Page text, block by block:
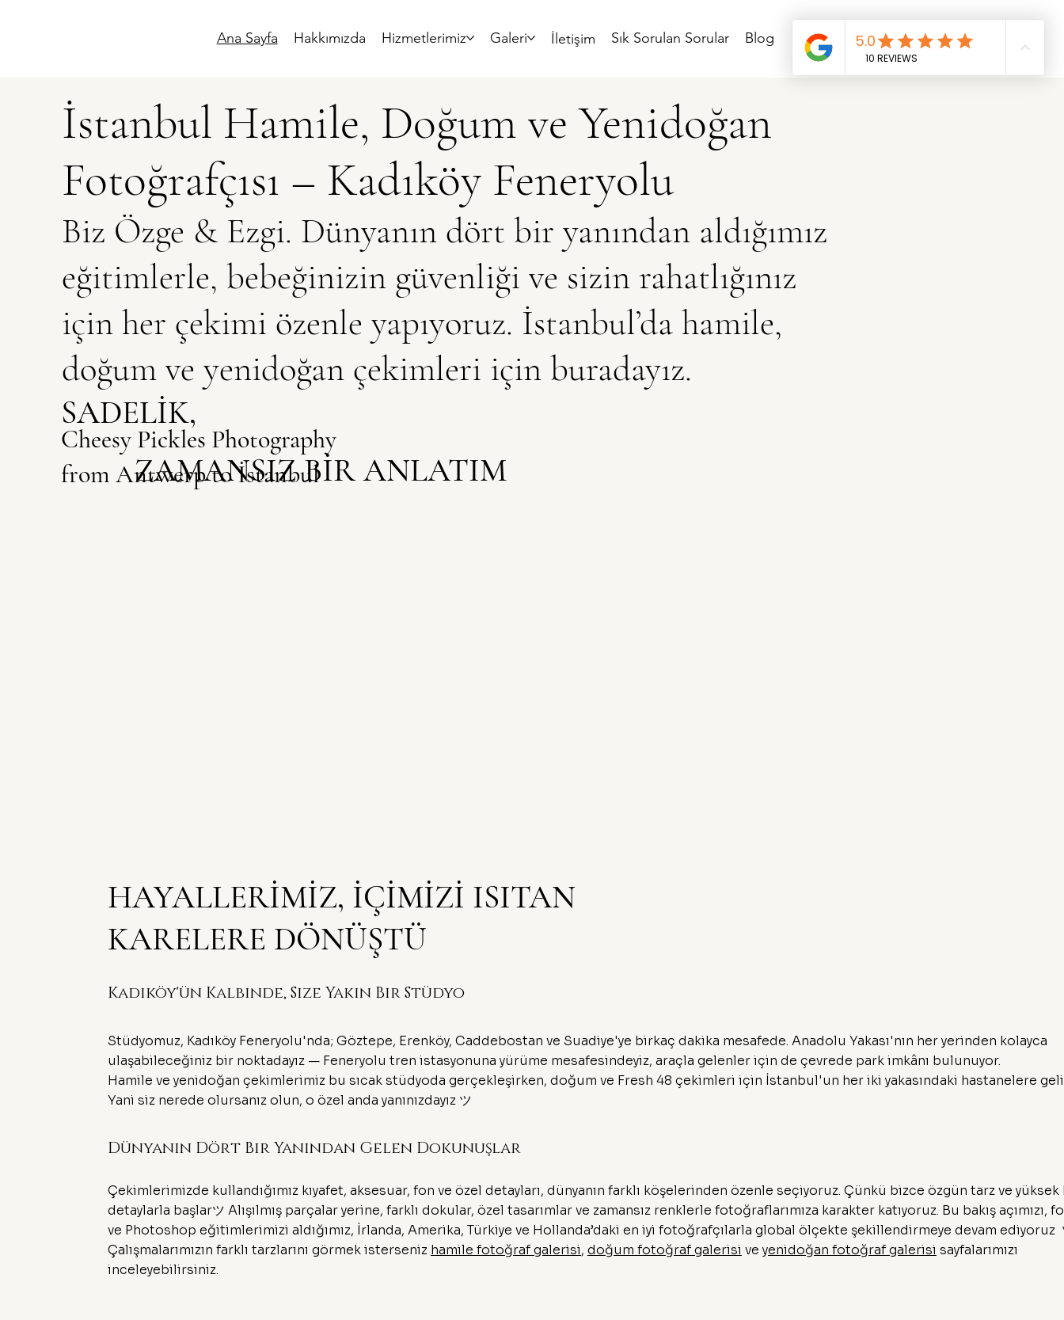
Ana Sayfa Hakkımızda Hizmetlerimiz Galeri İletişim Sık Sorulan Sorular Blog
İstanbul Hamile, Doğum ve Yenidoğan
Fotoğrafçısı – Kadıköy Feneryolu
Biz Özge & Ezgi. Dünyanın dört bir yanından aldığımız
eğitimlerle, bebeğinizin güvenliği ve sizin rahatlığınız
için her çekimi özenle yapıyoruz. İstanbul’da hamile,
doğum ve yenidoğan çekimleri için buradayız.
SADELİK,
ZAMANSIZ BİR ANLATIM
Cheesy Pickles Photography
from Antwerp to İstanbul
HAYALLERİMİZ, İÇİMİZİ ISITAN
KARELERE DÖNÜŞTÜ
Kadıköy'ün Kalbinde, Size Yakın Bir Stüdyo
Stüdyomuz, Kadıköy Feneryolu'nda; Göztepe, Erenköy, Caddebostan ve Suadiye'ye birkaç dakika mesafede. Anadolu Yakası'nın her yerinden kolayca
ulaşabileceğiniz bir noktadayız — Feneryolu tren istasyonuna yürüme mesafesindeyiz, araçla gelenler için de çevrede park imkânı bulunuyor.
Hamile ve yenidoğan çekimlerimiz bu sıcak stüdyoda gerçekleşirken, doğum ve Fresh 48 çekimleri için İstanbul'un her iki yakasındaki hastanelere
Yani siz nerede olursanız olun, o özel anda yanınızdayız ツ
Dünyanın Dört Bir Yanından Gelen Dokunuşlar
Çekimlerimizde kullandığımız kıyafet, aksesuar, fon ve özel detayları, dünyanın farklı köşelerinden özenle seçiyoruz. Çünkü bizce özgün tarz ve
detaylarla başlarツ Alışılmış parçalar yerine, farklı dokular, özel tasarımlar ve zamansız renklerle fotoğraflarımıza karakter katıyoruz. Bu bakış açımızı,
ve Photoshop eğitimlerimizi aldığımız, İrlanda, Amerika, Türkiye ve Hollanda’daki en iyi fotoğrafçılarla global ölçekte şekillendirmeye devam ediyoruz
Çalışmalarımızın farklı tarzlarını görmek isterseniz hamile fotoğraf galerisi, doğum fotoğraf galerisi ve yenidoğan fotoğraf galerisi sayfalarımızı
inceleyebilirsiniz.